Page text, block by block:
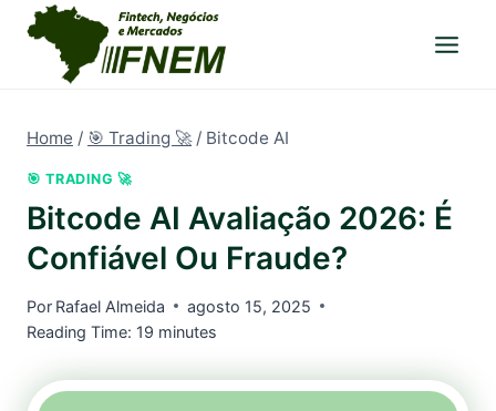
Pular
para
Home / 🎯 Trading 🚀 / Bitcode AI
🎯 TRADING 🚀
Bitcode AI Avaliação 2026: É
Confiável Ou Fraude?
Por Rafael Almeida
agosto 15, 2025
Reading Time: 19 minutes